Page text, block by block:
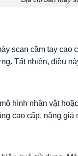
scan cầm tay
Tất nhiên, điều
hình nhân vật
cao cấp, nâng giá